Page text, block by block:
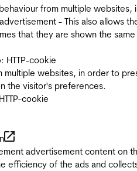
from multiple websites,
- This also allows
that they are shown the same
: HTTP-cookie
multiple websites, in order to
the visitor's preferences.
cookie
advertisement content on
efficiency of the ads and